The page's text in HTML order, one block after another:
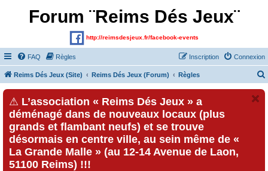
Forum ¨Reims Dés Jeux¨
http://reimsdesjeux.fr/facebook-events
FAQ Règles Connexion
Inscription
Reims Dés Jeux (Site) Reims Dés Jeux (Forum) Règles
⚠ L’association « Reims Dés Jeux » a
déménagé dans de nouveaux locaux (plus
grands et flambant neufs) et se trouve
désormais en centre ville, au sein même de «
La Grande Malle » (au 12-14 Avenue de Laon,
51100 Reims) !!!